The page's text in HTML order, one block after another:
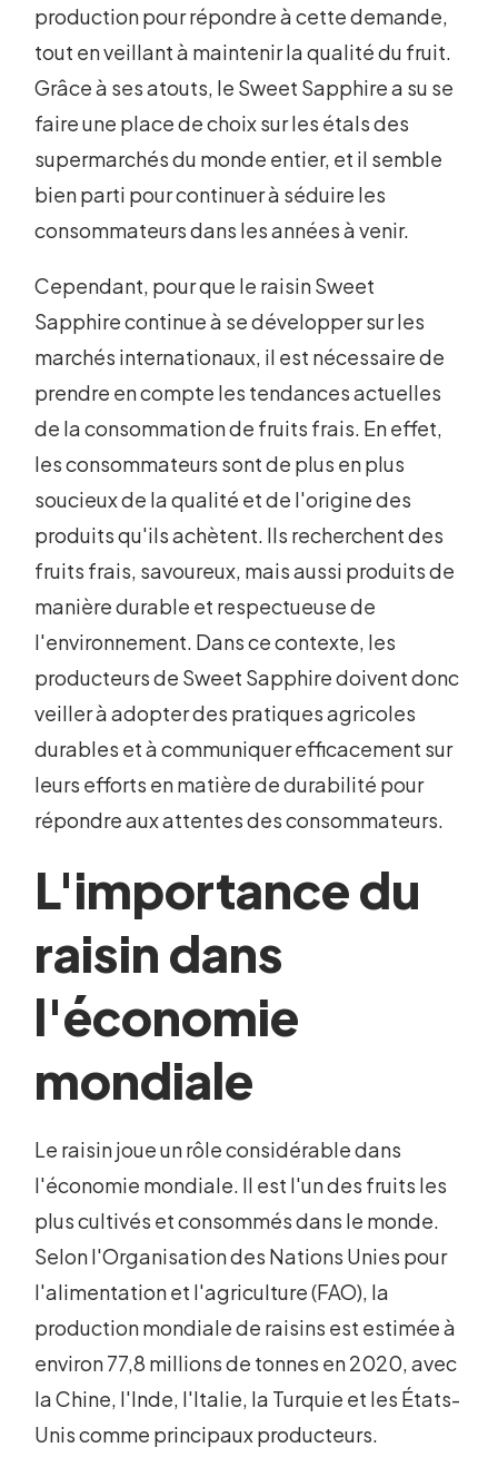
production pour répondre à cette demande,
tout en veillant à maintenir la qualité du fruit.
Grâce à ses atouts, le Sweet Sapphire a su se
faire une place de choix sur les étals des
supermarchés du monde entier, et il semble
bien parti pour continuer à séduire les
consommateurs dans les années à venir.
Cependant, pour que le raisin Sweet
Sapphire continue à se développer sur les
marchés internationaux, il est nécessaire de
prendre en compte les tendances actuelles
de la consommation de fruits frais. En effet,
les consommateurs sont de plus en plus
soucieux de la qualité et de l'origine des
produits qu'ils achètent. Ils recherchent des
fruits frais, savoureux, mais aussi produits de
manière durable et respectueuse de
l'environnement. Dans ce contexte, les
producteurs de Sweet Sapphire doivent donc
veiller à adopter des pratiques agricoles
durables et à communiquer efficacement sur
leurs efforts en matière de durabilité pour
répondre aux attentes des consommateurs.
L'importance du
raisin dans
l'économie
mondiale
Le raisin joue un rôle considérable dans
l'économie mondiale. Il est l'un des fruits les
plus cultivés et consommés dans le monde.
Selon l'Organisation des Nations Unies pour
l'alimentation et l'agriculture (FAO), la
production mondiale de raisins est estimée à
environ 77,8 millions de tonnes en 2020, avec
la Chine, l'Inde, l'Italie, la Turquie et les États-
Unis comme principaux producteurs.